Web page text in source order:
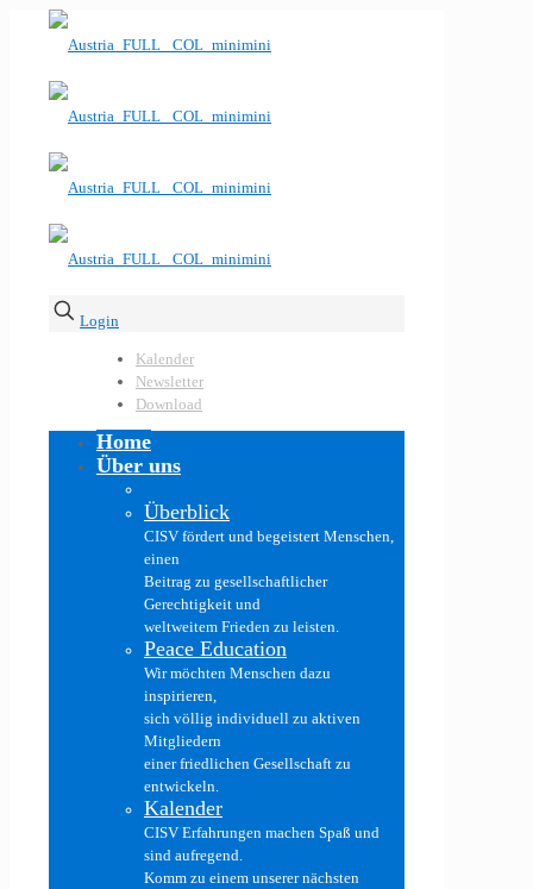
Login
Kalender
Newsletter
Download
Home
Über uns
Überblick
CISV fördert und begeistert Menschen,
einen
Beitrag zu gesellschaftlicher
Gerechtigkeit und
weltweitem Frieden zu leisten.
Peace Education
Wir möchten Menschen dazu
inspirieren,
sich völlig individuell zu aktiven
Mitgliedern
einer friedlichen Gesellschaft zu
entwickeln.
Kalender
CISV Erfahrungen machen Spaß und
sind aufregend.
Komm zu einem unserer nächsten